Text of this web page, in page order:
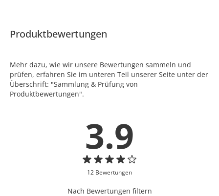
Produktbewertungen
Mehr dazu, wie wir unsere Bewertungen sammeln und
prüfen, erfahren Sie im unteren Teil unserer Seite unter der
Überschrift: "Sammlung & Prüfung von
Produktbewertungen".
3.9
12 Bewertungen
Nach Bewertungen filtern